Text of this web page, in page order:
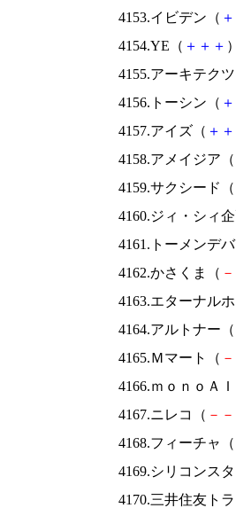
4153.イビデン（ ＋
4154.YE（ ＋ ＋ ＋
4155.アーキテク
4156.トーシン（ ＋
4157.アイズ（ ＋ ＋
4158.アメイジア（
4159.サクシード（
4160.ジィ・シィ
4161.トーメンデ
4162.かさくま（ －
4163.エターナル
4164.アルトナー（
4165.Ｍマート（ －
4166.ｍｏｎｏＡ
4167.ニレコ（ － －
4168.フィーチャ（
4169.シリコンス
4170.三井住友ト